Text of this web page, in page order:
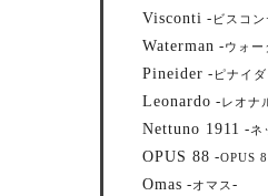
Visconti - ビスコ
Waterman -ウォー
Pineider - ピナイ
Leonardo -レオナ
Nettuno 1911 -ネ
OPUS 88 -OPUS
Omas -オマス -